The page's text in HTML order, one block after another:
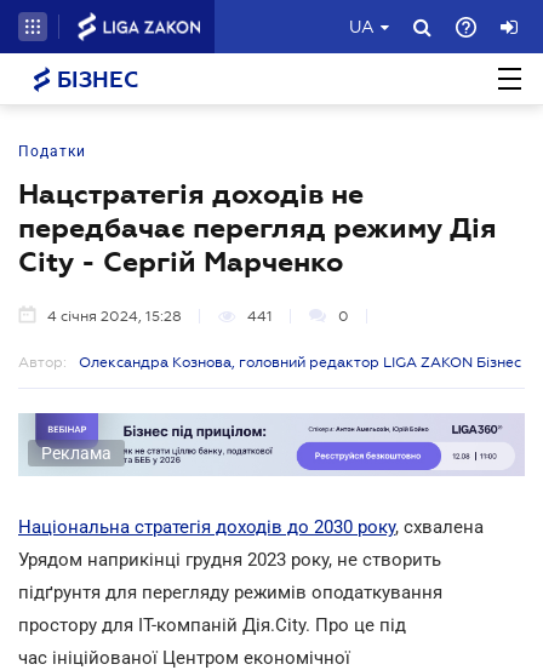
UA
БІЗНЕС
Податки
Нацстратегія доходів не
передбачає перегляд режиму Дія
City - Сергій Марченко
4 січня 2024, 15:28 441 0
Автор: Олександра Кознова, головний редактор LIGA ZAKON Бізнес
Реклама
Національна стратегія доходів до 2030 року, схвалена
Урядом наприкінці грудня 2023 року, не створить
підґрунтя для перегляду режимів оподаткування
простору для IT-компаній Дія.City. Про це під
час ініційованої Центром економічної